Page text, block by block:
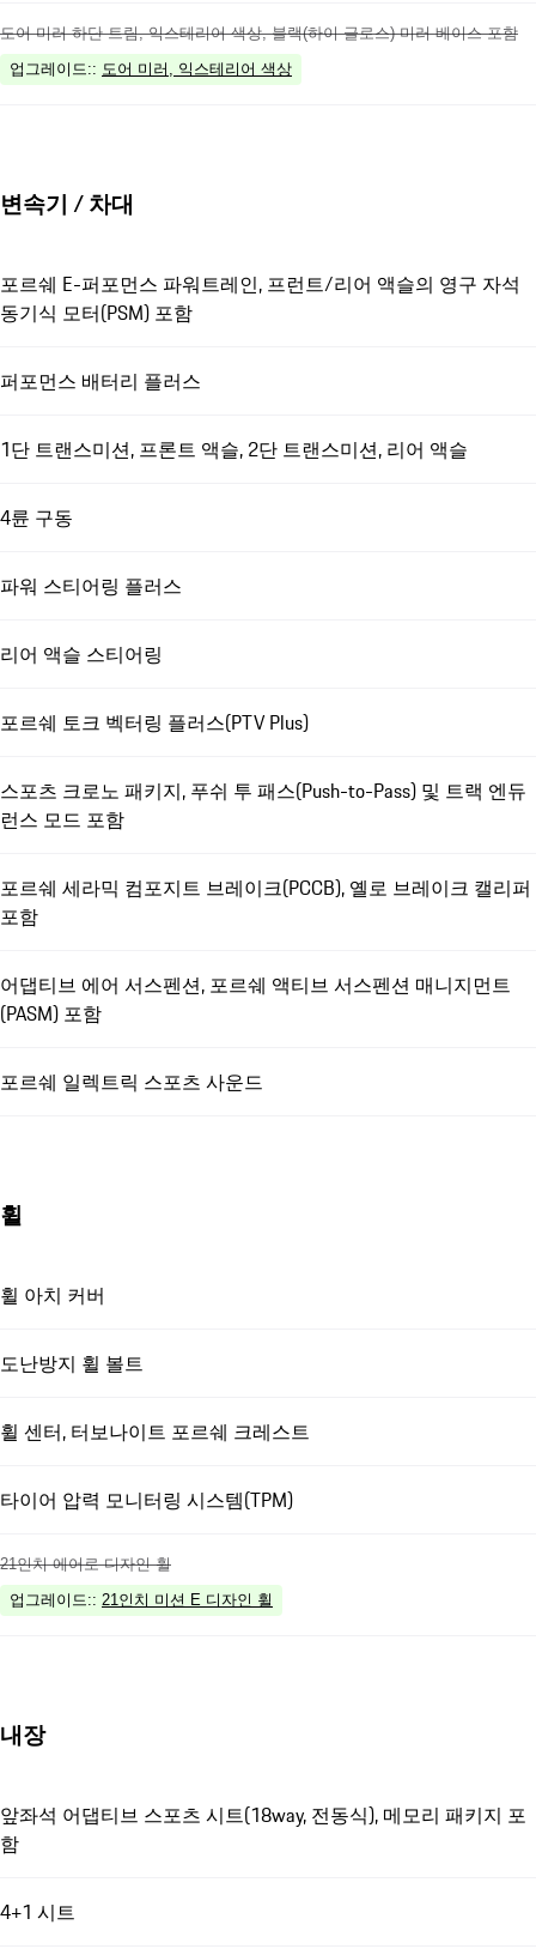
도어 미러 하단 트림, 익스테리어 색상, 블랙(하이 글로스) 미러 베이스 포함
업그레이드:: 도어 미러, 익스테리어 색상
변속기 / 차대
포르쉐 E-퍼포먼스 파워트레인, 프런트/리어 액슬의 영구 자석
동기식 모터(PSM) 포함
퍼포먼스 배터리 플러스
1단 트랜스미션, 프론트 액슬, 2단 트랜스미션, 리어 액슬
4륜 구동
파워 스티어링 플러스
리어 액슬 스티어링
포르쉐 토크 벡터링 플러스(PTV Plus)
스포츠 크로노 패키지, 푸쉬 투 패스(Push-to-Pass) 및 트랙 엔듀
런스 모드 포함
포르쉐 세라믹 컴포지트 브레이크(PCCB), 옐로 브레이크 캘리퍼
포함
어댑티브 에어 서스펜션, 포르쉐 액티브 서스펜션 매니지먼트
(PASM) 포함
포르쉐 일렉트릭 스포츠 사운드
휠
휠 아치 커버
도난방지 휠 볼트
휠 센터, 터보나이트 포르쉐 크레스트
타이어 압력 모니터링 시스템(TPM)
21인치 에어로 디자인 휠
업그레이드:: 21인치 미션 E 디자인 휠
내장
앞좌석 어댑티브 스포츠 시트(18way, 전동식), 메모리 패키지 포
함
4+1 시트